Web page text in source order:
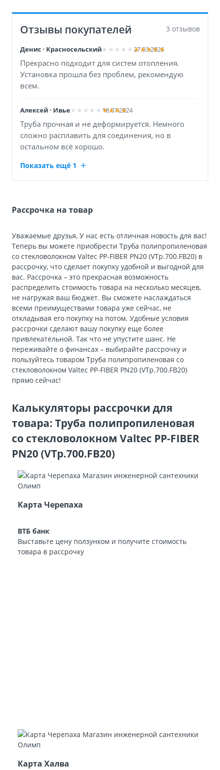
Отзывы покупателей 3 отзывов
Денис · Красносельский 27.03.2026
Прекрасно подходит для систем отопления.
Установка прошла без проблем, рекомендую
всем.
Алексей · Ивье 18.07.2024
Труба прочная и не деформируется. Немного
сложно расплавить для соединения, но в
остальном всё хорошо.
Показать ещё 1
Рассрочка на товар
Уважаемые друзья, У нас есть отличная новость для вас!
Теперь вы можете приобрести Труба полипропиленовая
со стекловолокном Valtec PP-FIBER PN20 (VTp.700.FB20) в
рассрочку, что сделает покупку удобной и выгодной для
вас. Рассрочка – это прекрасная возможность
распределить стоимость товара на несколько месяцев,
не нагружая ваш бюджет. Вы сможете наслаждаться
всеми преимуществами товара уже сейчас, не
откладывая его покупку на потом. Удобные условия
рассрочки сделают вашу покупку еще более
привлекательной. Так что не упустите шанс. Не
переживайте о финансах – выбирайте рассрочку и
пользуйтесь товаром Труба полипропиленовая со
стекловолокном Valtec PP-FIBER PN20 (VTp.700.FB20)
прямо сейчас!
Калькуляторы рассрочки для
товара: Труба полипропиленовая
со стекловолокном Valtec PP-FIBER
PN20 (VTp.700.FB20)
Карта Черепаха
ВТБ банк
Выставьте цену ползунком и получите стоимость
товара в рассрочку
Карта Халва